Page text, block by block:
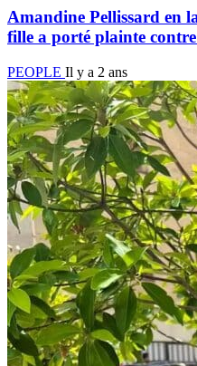
Amandine Pellissard en
fille a porté plainte
PEOPLE Il y a 2 ans